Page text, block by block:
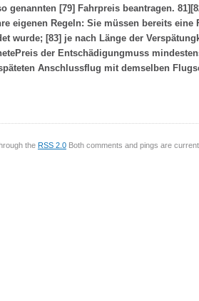
genannten [79] Fahrpreis beantragen.
eigenen Regeln: Sie müssen bereits eine
wurde; [83] je nach Länge der Verspätung
Preis der Entschädigungmuss
Anschlussflug mit demselben
the RSS 2.0 Both comments and pings are